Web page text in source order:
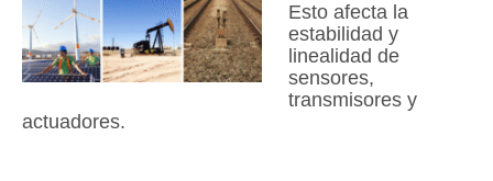
Esto afecta la
estabilidad y
linealidad de
sensores,
transmisores y
actuadores.